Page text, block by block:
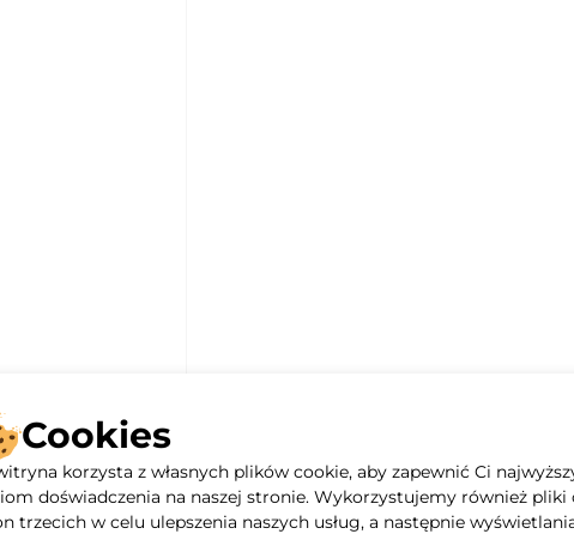
Cookies
korzysta z własnych plików cookie, aby zapewnić Ci
doświadczenia na naszej stronie. Wykorzystujemy również pliki
trzecich w celu ulepszenia naszych usług, a następnie